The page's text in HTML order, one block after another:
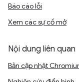
Báo cáo lỗi
Xem các sự cố mở
Nội dung liên quan
Bản cập nhật